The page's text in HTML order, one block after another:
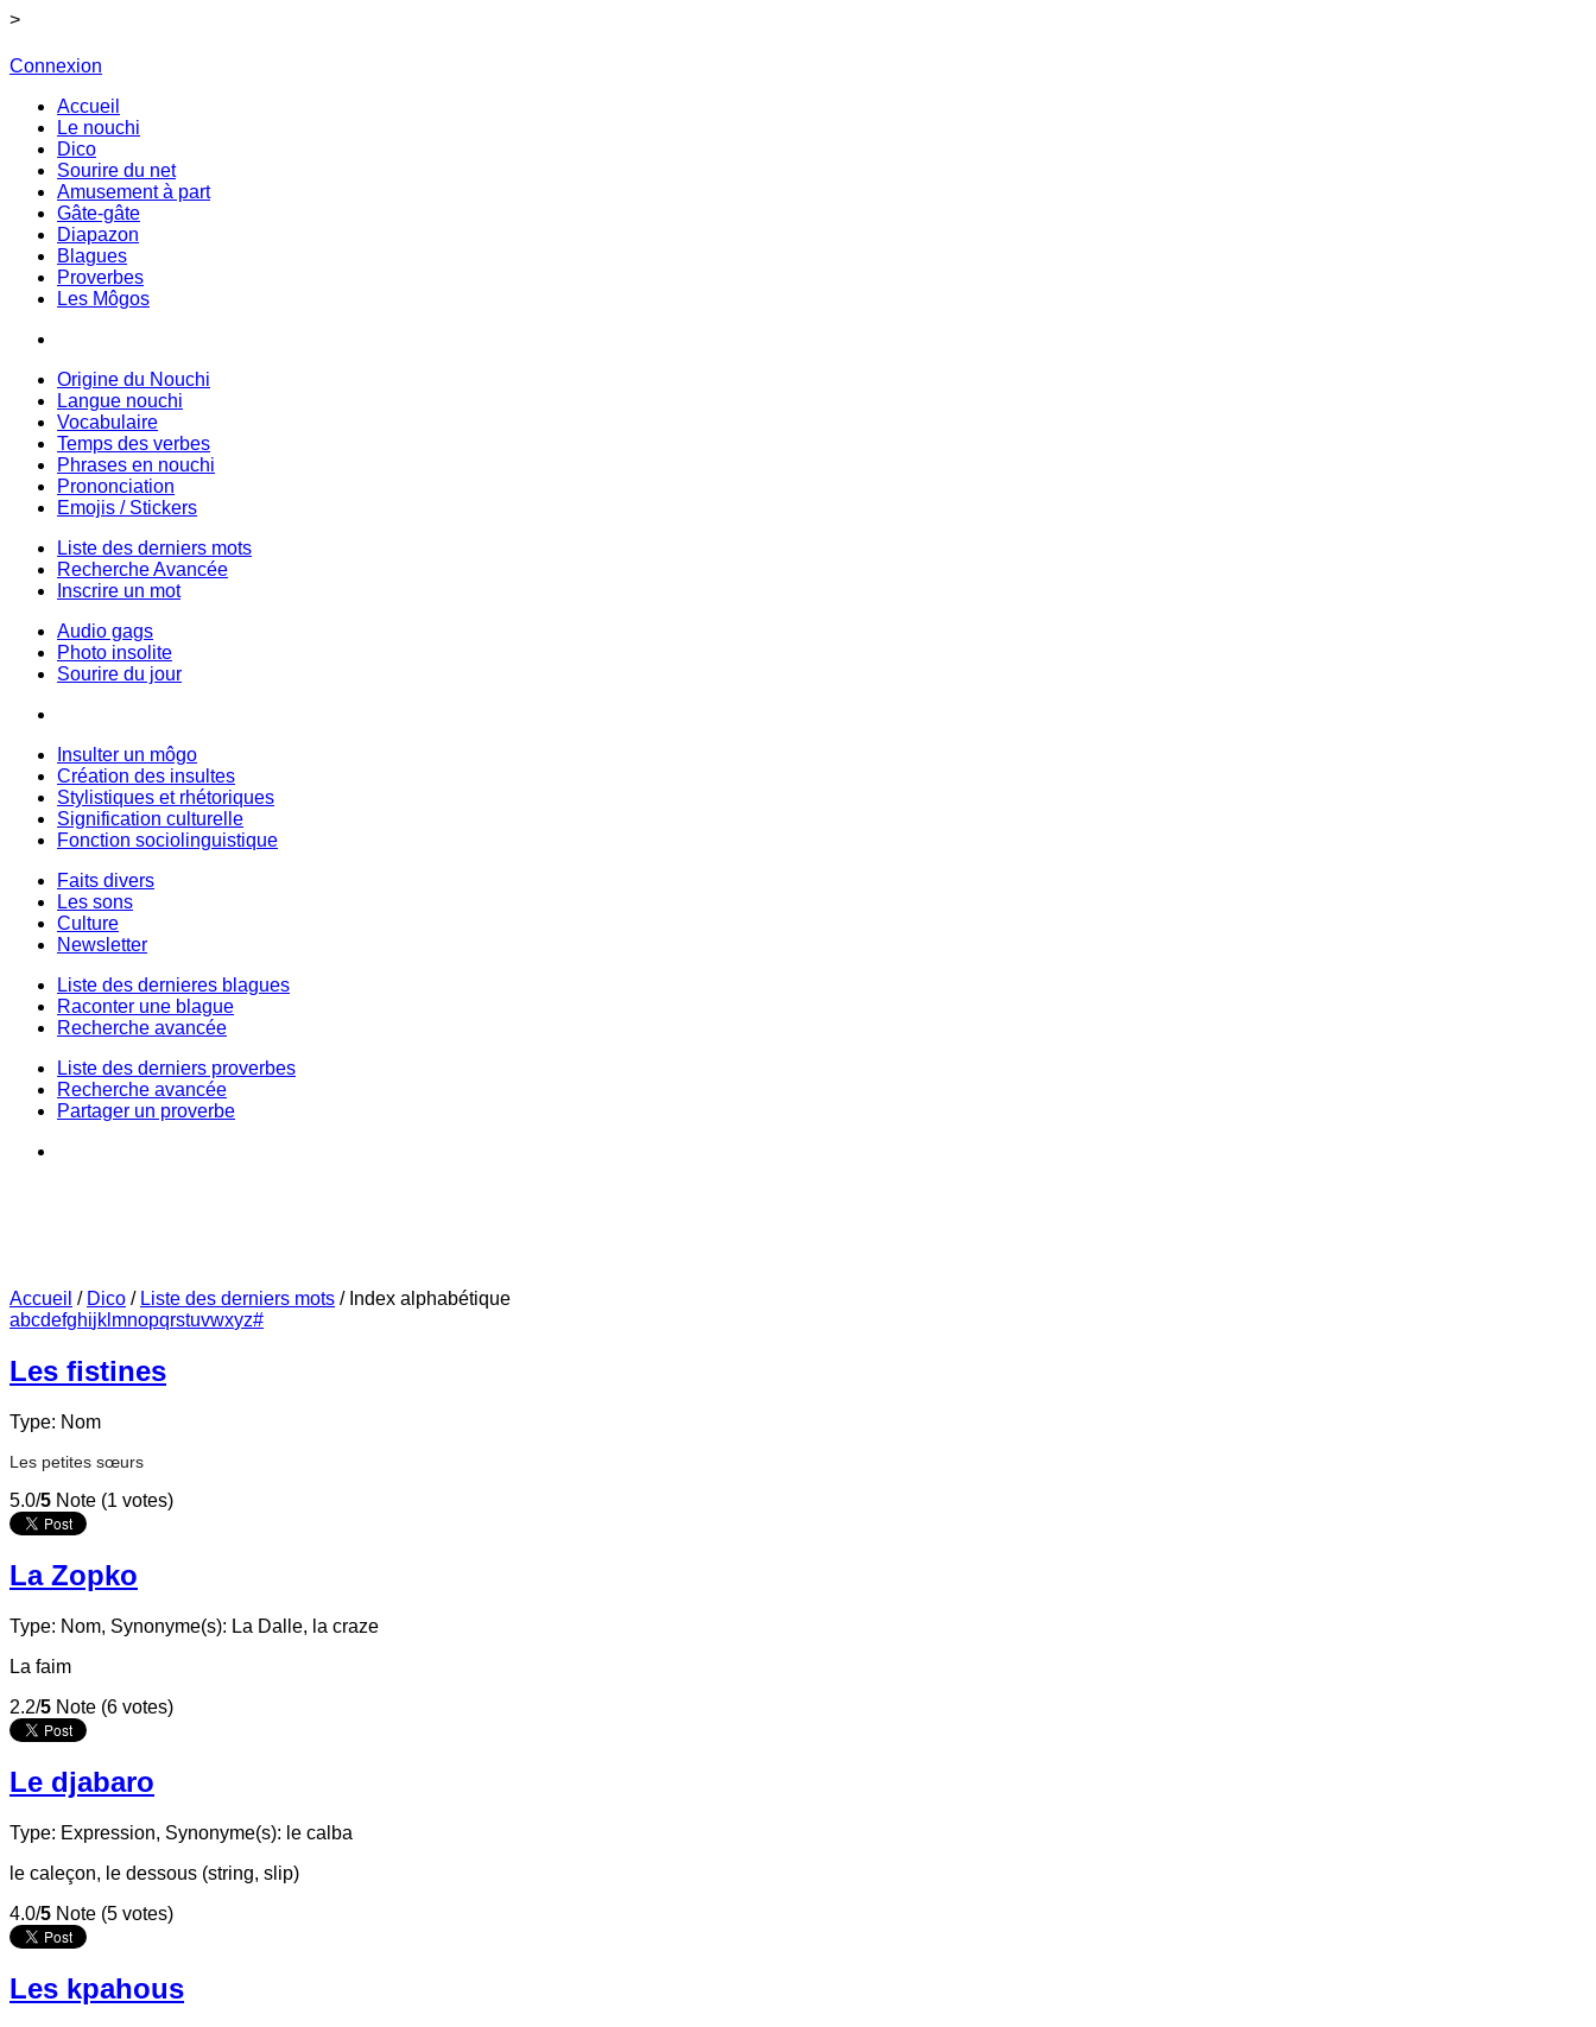
>
Connexion
Accueil
Le nouchi
Dico
Sourire du net
Amusement à part
Gâte-gâte
Diapazon
Blagues
Proverbes
Les Môgos
Origine du Nouchi
Langue nouchi
Vocabulaire
Temps des verbes
Phrases en nouchi
Prononciation
Emojis / Stickers
Liste des derniers mots
Recherche Avancée
Inscrire un mot
Audio gags
Photo insolite
Sourire du jour
Insulter un môgo
Création des insultes
Stylistiques et rhétoriques
Signification culturelle
Fonction sociolinguistique
Faits divers
Les sons
Culture
Newsletter
Liste des dernieres blagues
Raconter une blague
Recherche avancée
Liste des derniers proverbes
Recherche avancée
Partager un proverbe
Accueil / Dico / Liste des derniers mots / Index alphabétique
abcdefghijk mnopqrstuvwxyz#
Les fistines
Type: Nom
Les petites sœurs
5.0/5 Note (1 votes)
La Zopko
Type: Nom, Synonyme(s): La Dalle, la craze
La faim
2.2/5 Note (6 votes)
Le djabaro
Type: Expression, Synonyme(s): le calba
le caleçon, le dessous (string, slip)
4.0/5 Note (5 votes)
Les kpahous